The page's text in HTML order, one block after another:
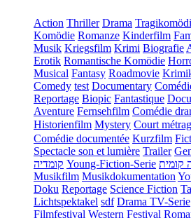
Action Thriller Drama
Komödie Romanze Kinderfilm
Musik Kriegsfilm Krimi Biografie
Erotik Romantische Komödie
Musical Fantasy Roadmovie
Comedy test Documentary
Reportage Biopic Fantastique
Aventure Fernsehfilm Comédie
Historienfilm Mystery Court
Comédie documentée Kurzfilm
Spectacle son et lumière Trailer
קומדיה Young-Fiction-Serie קומית
Musikfilm Musikdokumentation
Doku Reportage Science Fiction
Lichtspektakel sdf Drama TV-Serie
Filmfestival Western Festival